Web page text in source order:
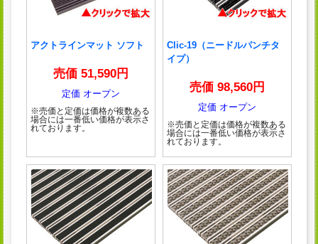
アクトラインマット ソフト
売価 51,590円
定価 オープン
※売価と定価は価格が複数ある
場合には一番低い価格が表示さ
れております。
Clic-19（ニードルパンチタ
イプ）
売価 98,560円
定価 オープン
※売価と定価は価格が複数ある
場合には一番低い価格が表示さ
れております。